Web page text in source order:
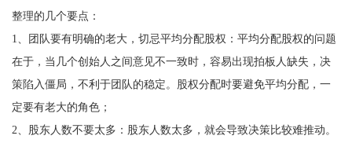
整理的几个要点：
1、团队要有明确的老大，切忌平均分配股权：平均分配股权的问题
在于，当几个创始人之间意见不一致时，容易出现拍板人缺失，决
策陷入僵局，不利于团队的稳定。股权分配时要避免平均分配，一
定要有老大的角色；
2、股东人数不要太多：股东人数太多，就会导致决策比较难推动。